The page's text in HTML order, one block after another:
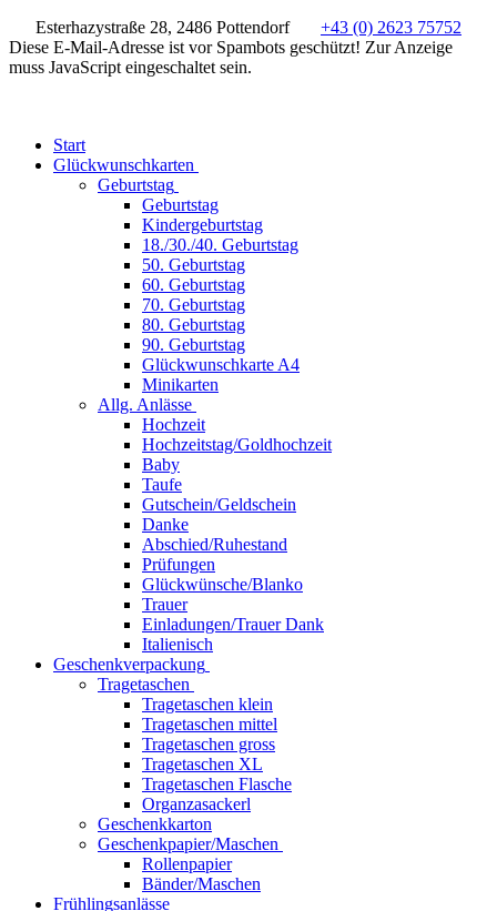
Esterhazystraße 28, 2486 Pottendorf
+43 (0) 2623 75752
Diese E-Mail-Adresse ist vor Spambots geschützt! Zur Anzeige
muss JavaScript eingeschaltet sein.
Start
Glückwunschkarten
Geburtstag
Geburtstag
Kindergeburtstag
18./30./40. Geburtstag
50. Geburtstag
60. Geburtstag
70. Geburtstag
80. Geburtstag
90. Geburtstag
Glückwunschkarte A4
Minikarten
Allg. Anlässe
Hochzeit
Hochzeitstag/Goldhochzeit
Baby
Taufe
Gutschein/Geldschein
Danke
Abschied/Ruhestand
Prüfungen
Glückwünsche/Blanko
Trauer
Einladungen/Trauer Dank
Italienisch
Geschenkverpackung
Tragetaschen
Tragetaschen klein
Tragetaschen mittel
Tragetaschen gross
Tragetaschen XL
Tragetaschen Flasche
Organzasackerl
Geschenkkarton
Geschenkpapier/Maschen
Rollenpapier
Bänder/Maschen
Frühlingsanlässe